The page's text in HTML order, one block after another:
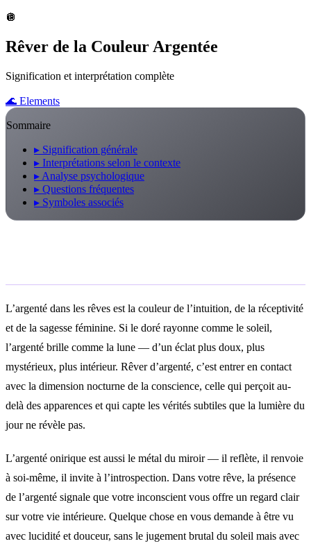
🪩
Rêver de la Couleur Argentée
Signification et interprétation complète
🌊 Elements
Sommaire
▸ Signification générale
▸ Interprétations selon le contexte
▸ Analyse psychologique
▸ Questions fréquentes
▸ Symboles associés
L’argenté dans les rêves est la couleur de l’intuition, de la réceptivité
et de la sagesse féminine. Si le doré rayonne comme le soleil,
l’argenté brille comme la lune — d’un éclat plus doux, plus
mystérieux, plus intérieur. Rêver d’argenté, c’est entrer en contact
avec la dimension nocturne de la conscience, celle qui perçoit au-
delà des apparences et qui capte les vérités subtiles que la lumière du
jour ne révèle pas.
L’argenté onirique est aussi le métal du miroir — il reflète, il renvoie
à soi-même, il invite à l’introspection. Dans votre rêve, la présence
de l’argenté signale que votre inconscient vous offre un regard clair
sur votre vie intérieure. Quelque chose en vous demande à être vu
avec lucidité et douceur, sans le jugement brutal du soleil mais avec